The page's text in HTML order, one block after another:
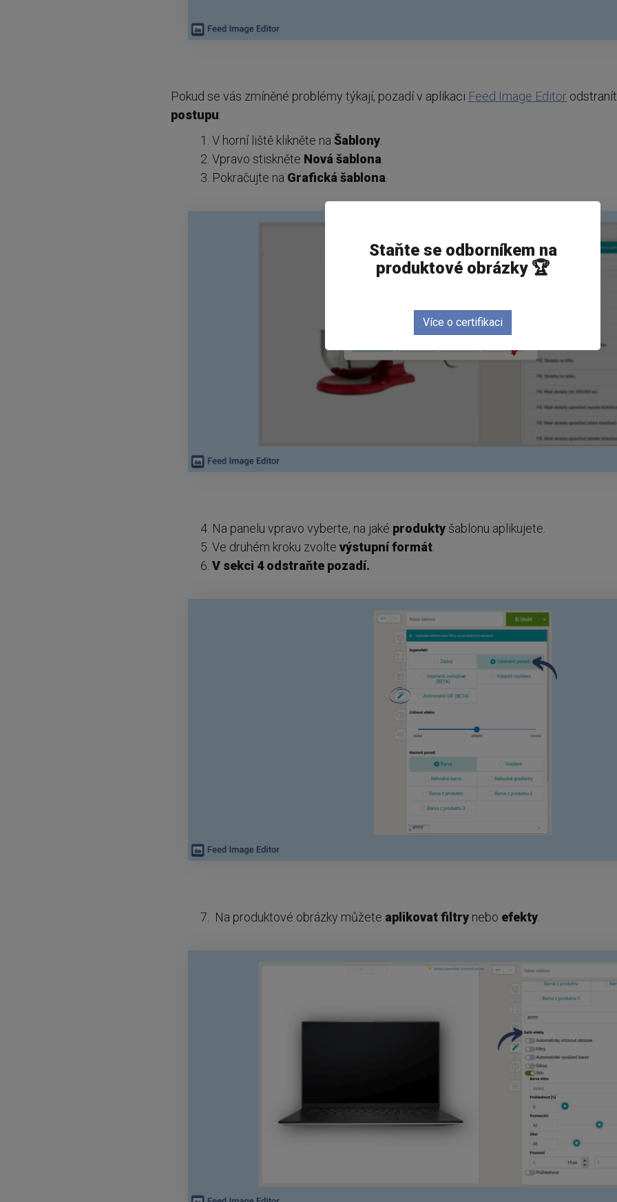
Pokud se vás zmíněné problémy týkají, pozadí v aplikaci Feed Image Editor
postupu:
V horní liště klikněte naŠablony
Vpravo stiskněte Nová šablona
Pokračujte na Grafická šablona
Na panelu vpravo vyberte, na jaké produkty šablonu aplikujete.
Ve druhém kroku zvoltevýstupní formát.
V sekci 4 odstraňte pozadí.
Na produktové obrázky můžete aplikovat filtry nebo efekty
Staňte se odborníkem na
produktové obrázky 🏆
Více o certifikaci